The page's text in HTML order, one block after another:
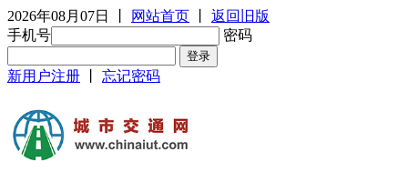
2026年08月07日 网站首页
返回旧版
手机号
密码
新用户注册 忘记密码